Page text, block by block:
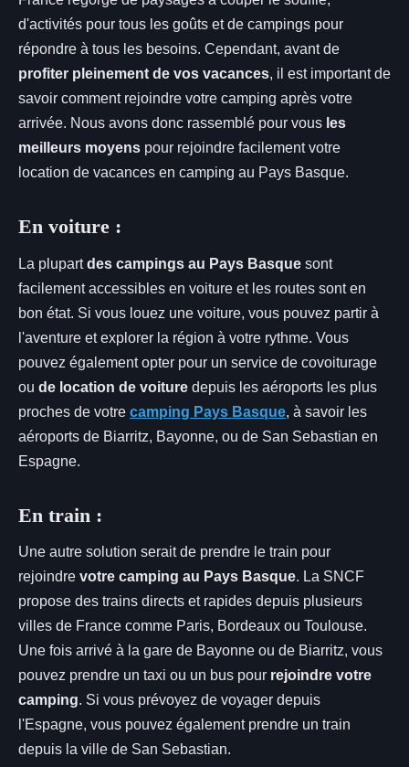
d'activités pour tous les goûts et de campings pour
répondre à tous les besoins. Cependant, avant de
profiter pleinement de vos vacances, il est important de
savoir comment rejoindre votre camping après votre
arrivée. Nous avons donc rassemblé pour vous les
meilleurs moyens pour rejoindre facilement votre
location de vacances en camping au Pays Basque.
En voiture :
La plupartdes campings au Pays Basque sont
facilement accessibles en voiture et les routes sont en
bon état. Si vous louez une voiture, vous pouvez partir à
l'aventure et explorer la région à votre rythme. Vous
pouvez également opter pour un service de covoiturage
ou de location de voiture depuis les aéroports les plus
proches de votre camping Pays Basque, à savoir les
aéroports de Biarritz, Bayonne, ou de San Sebastian en
Espagne.
En train :
Une autre solution serait de prendre le train pour
rejoindre votre camping au Pays Basque. La SNCF
propose des trains directs et rapides depuis plusieurs
villes de France comme Paris, Bordeaux ou Toulouse.
Une fois arrivé à la gare de Bayonne ou de Biarritz, vous
pouvez prendre un taxi ou un bus pour rejoindre votre
camping. Si vous prévoyez de voyager depuis
l'Espagne, vous pouvez également prendre un train
depuis la ville de San Sebastian.